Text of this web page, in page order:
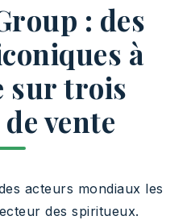
: des
à
sur trois
vente
acteurs mondiaux les
des spiritueux.